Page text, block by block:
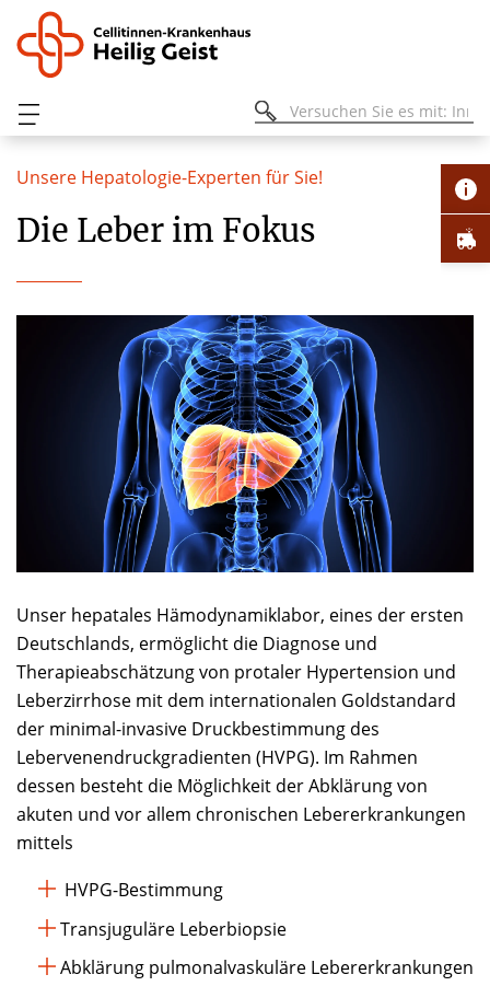
Unsere Hepatologie-Experten für Sie!
Die Leber im Fokus
Unser hepatales Hämodynamiklabor, eines der ersten
Deutschlands, ermöglicht die Diagnose und
Therapieabschätzung von protaler Hypertension und
Leberzirrhose mit dem internationalen Goldstandard
der minimal-invasive Druckbestimmung des
Lebervenendruckgradienten (HVPG). Im Rahmen
dessen besteht die Möglichkeit der Abklärung von
akuten und vor allem chronischen Lebererkrankungen
mittels
HVPG-Bestimmung
Transjuguläre Leberbiopsie
Abklärung pulmonalvaskuläre Lebererkrankungen